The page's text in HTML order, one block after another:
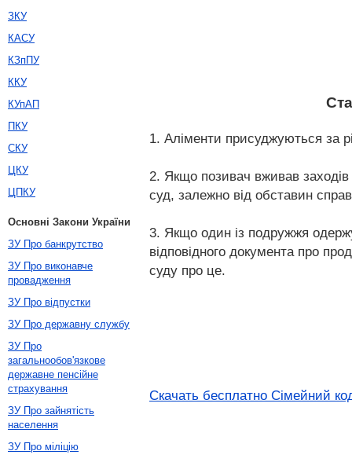
1. Аліменти присуджуються за
2. Якщо позивач вживав заходів
суд, залежно від обставин
3. Якщо один із подружжя
відповідного документа про
суду про це.
Скачать бесплатно Сімейний
ЗКУ
КАСУ
КЗпПУ
ККУ
КУпАП
ПКУ
СКУ
ЦКУ
ЦПКУ
Основні Закони України
ЗУ Про банкрутство
ЗУ Про виконавче
провадження
ЗУ Про відпустки
ЗУ Про державну службу
ЗУ Про
загальнообов'язкове
державне пенсійне
страхування
ЗУ Про зайнятість
населення
ЗУ Про міліцію